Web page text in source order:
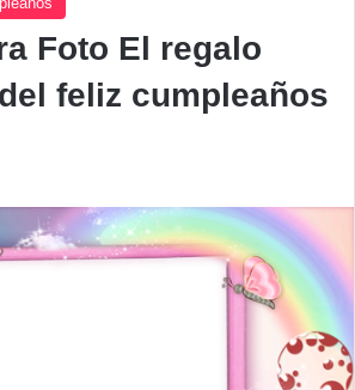
Foto El regalo
feliz cumpleaños